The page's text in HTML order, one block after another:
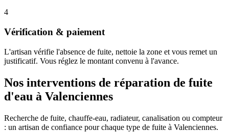
4
Vérification & paiement
L'artisan vérifie l'absence de fuite, nettoie la zone et vous remet un
justificatif. Vous réglez le montant convenu à l'avance.
Nos interventions de réparation de fuite
d'eau à Valenciennes
Recherche de fuite, chauffe-eau, radiateur, canalisation ou compteur
: un artisan de confiance pour chaque type de fuite à Valenciennes.